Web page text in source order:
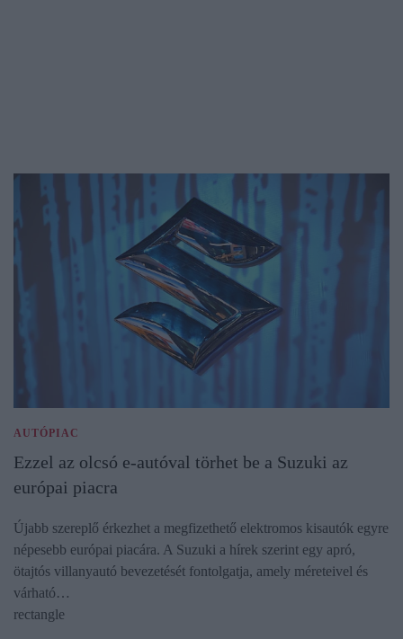
AUTÓPIAC
Ezzel az olcsó e-autóval törhet be a Suzuki az
európai piacra
Újabb szereplő érkezhet a megfizethető elektromos kisautók egyre
népesebb európai piacára. A Suzuki a hírek szerint egy apró,
ötajtós villanyautó bevezetését fontolgatja, amely méreteivel és
várható…
rectangle